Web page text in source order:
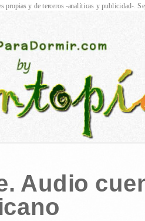
Audio
propias y de terceros -analíticas y publicidad-.